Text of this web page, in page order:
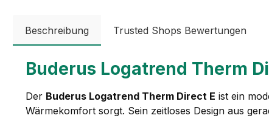
Beschreibung Trusted Shops Bewertungen
Buderus Logatrend Therm
Der Buderus Logatrend Therm Direct E ist ein
Wärmekomfort sorgt. Sein zeitloses Design aus